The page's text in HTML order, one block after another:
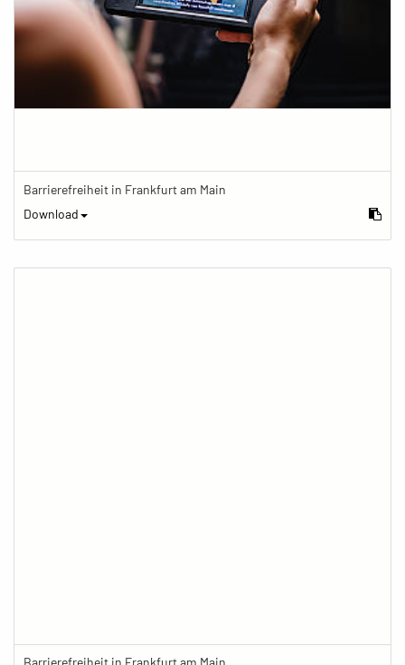
Barrierefreiheit in Frankfurt am Main
Download